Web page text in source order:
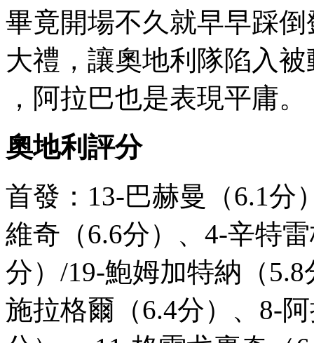
畢竟開場不久就早早踩倒鄧
大禮 ，讓奧地利隊陷入被
，阿拉巴也是表現平庸。
奧地利評分
首發 ：13-巴赫曼（6.1分
維奇（6.6分）、4-辛特
分）/19-鮑姆加特納（5.8分
施拉格爾（6.4分）、